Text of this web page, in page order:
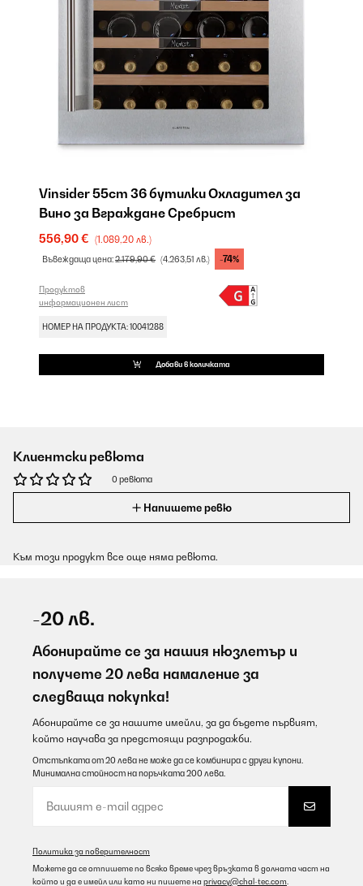
Vinsider 55cm 36 бутилки Охладител за
Вино за Вграждане Сребрист
556,90 € (1.089,20 лв.)
Въвеждаща цена:2.179,90 € (4.263,51 лв.) -74%
Продуктов
информационен лист
НОМЕР НА ПРОДУКТА: 10041288
Добави в количката
Клиентски ревюта
0 ревюта
Напишете ревю
Към този продукт все още няма ревюта.
-20 лв.
Абонирайте се за нашия нюзлетър и
получете 20 лева намаление за
следваща покупка!
Абонирайте се за нашите имейли, за да бъдете първият,
който научава за предстоящи разпродажби.
Отстъпката от 20 лева не може да се комбинира с други купони.
Минимална стойност на поръчката 200 лева.
Политика за поверителност
Можете да се отпишете по всяко време чрез връзката в долната част на
който и да е имейл или като ни пишете на privacy@chal-tec.com